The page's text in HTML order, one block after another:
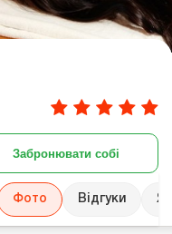
Забронювати собі
Фото Відгуки